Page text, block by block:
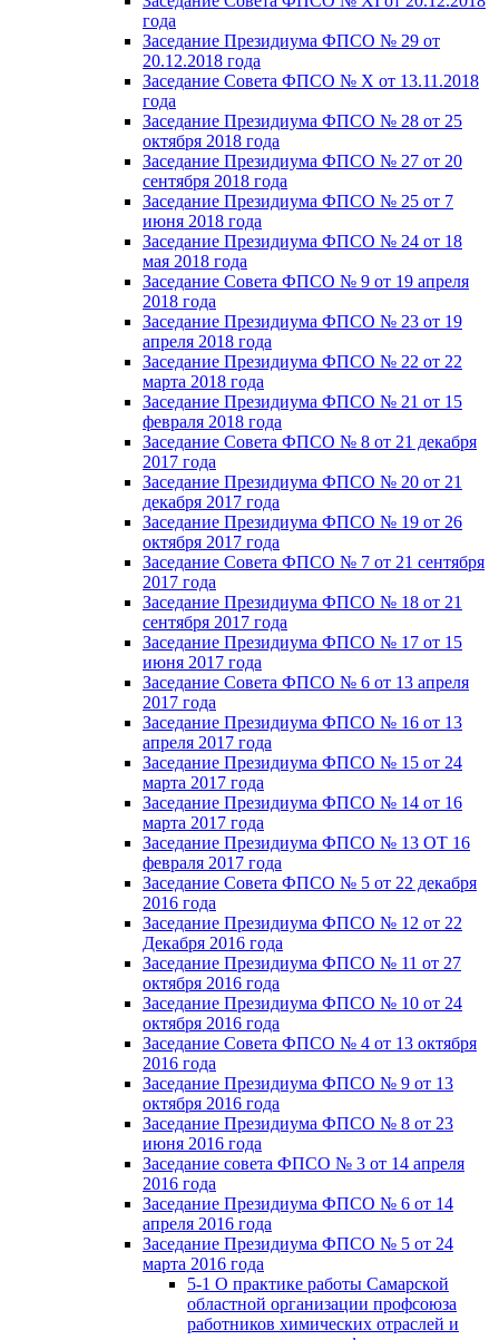
года
Заседание Президиума ФПСО № 29 от
20.12.2018 года
Заседание Совета ФПСО № X от 13.11.2018
года
Заседание Президиума ФПСО № 28 от 25
октября 2018 года
Заседание Президиума ФПСО № 27 от 20
сентября 2018 года
Заседание Президиума ФПСО № 25 от 7
июня 2018 года
Заседание Президиума ФПСО № 24 от 18
мая 2018 года
Заседание Совета ФПСО № 9 от 19 апреля
2018 года
Заседание Президиума ФПСО № 23 от 19
апреля 2018 года
Заседание Президиума ФПСО № 22 от 22
марта 2018 года
Заседание Президиума ФПСО № 21 от 15
февраля 2018 года
Заседание Совета ФПСО № 8 от 21 декабря
2017 года
Заседание Президиума ФПСО № 20 от 21
декабря 2017 года
Заседание Президиума ФПСО № 19 от 26
октября 2017 года
Заседание Совета ФПСО № 7 от 21 сентября
2017 года
Заседание Президиума ФПСО № 18 от 21
сентября 2017 года
Заседание Президиума ФПСО № 17 от 15
июня 2017 года
Заседание Совета ФПСО № 6 от 13 апреля
2017 года
Заседание Президиума ФПСО № 16 от 13
апреля 2017 года
Заседание Президиума ФПСО № 15 от 24
марта 2017 года
Заседание Президиума ФПСО № 14 от 16
марта 2017 года
Заседание Президиума ФПСО № 13 ОТ 16
февраля 2017 года
Заседание Совета ФПСО № 5 от 22 декабря
2016 года
Заседание Президиума ФПСО № 12 от 22
Декабря 2016 года
Заседание Президиума ФПСО № 11 от 27
октября 2016 года
Заседание Президиума ФПСО № 10 от 24
октября 2016 года
Заседание Совета ФПСО № 4 от 13 октября
2016 года
Заседание Президиума ФПСО № 9 от 13
октября 2016 года
Заседание Президиума ФПСО № 8 от 23
июня 2016 года
Заседание совета ФПСО № 3 от 14 апреля
2016 года
Заседание Президиума ФПСО № 6 от 14
апреля 2016 года
Заседание Президиума ФПСО № 5 от 24
марта 2016 года
5-1 О практике работы Самарской
областной организации профсоюза
работников химических отраслей и